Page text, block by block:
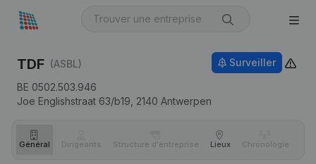
TDF (ASBL)
BE 0502.503.946
Joe Englishstraat 63/b19, 2140 Antwerpen
Surveiller
Général Dirigeants Structure d'entreprise Lieux Chronologie